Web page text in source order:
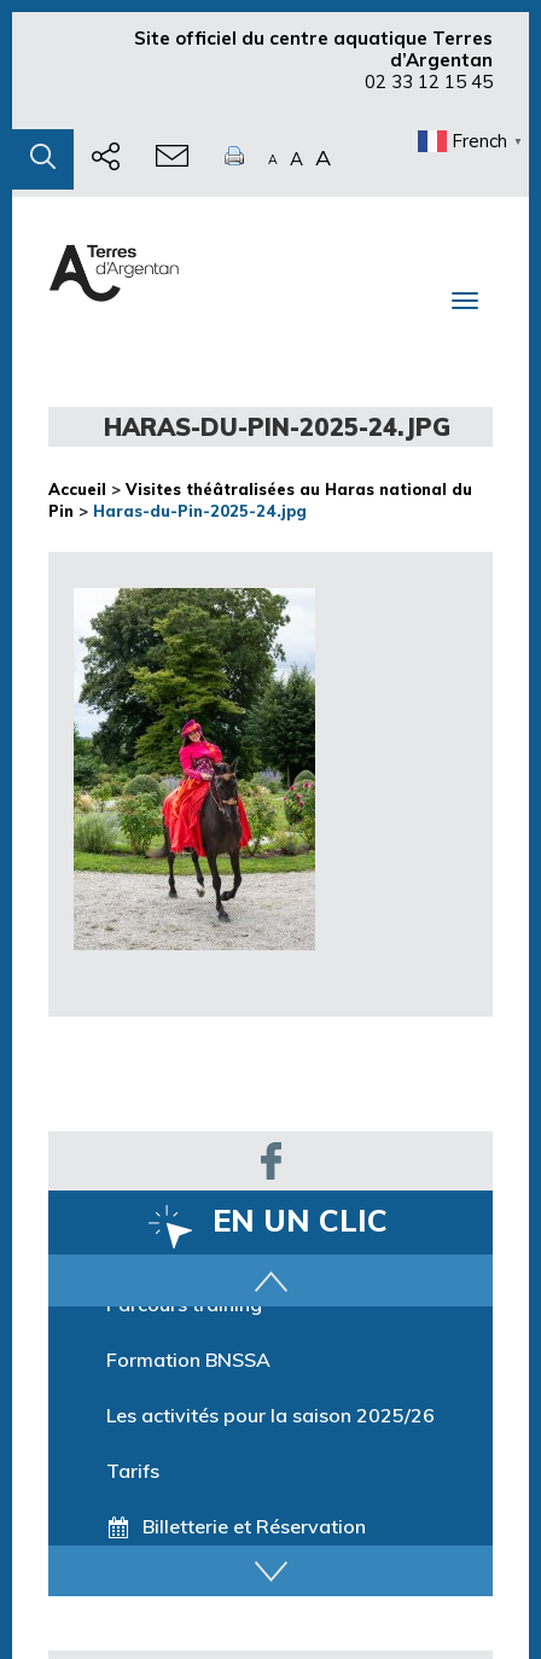
Site officiel du centre aquatique Terres
d’Argentan
02 33 12 15 45
A A A
French ▼
Toggle
HARAS-DU-PIN-2025-24.JPG
Accueil > Visites théâtralisées au Haras national du
Pin > Haras-du-Pin-2025-24.jpg
EN UN CLIC
Billetterie et Réservation